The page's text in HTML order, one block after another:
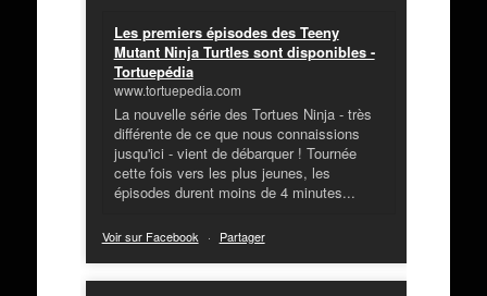
Les premiers épisodes des Teeny
Mutant Ninja Turtles sont disponibles -
Tortuepédia
www.tortuepedia.com
La nouvelle série des Tortues Ninja - très
différente de ce que nous connaissions
jusqu'ici - vient de débarquer ! Tournée
cette fois vers les plus jeunes, les
épisodes durent moins de 4 minutes...
Voir sur Facebook · Partager